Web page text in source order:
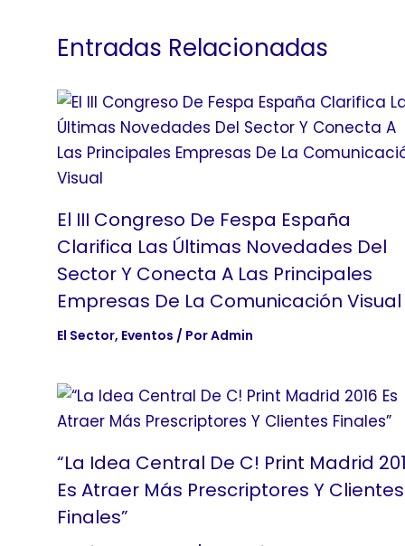
Entradas Relacionadas
El III Congreso De Fespa España
Clarifica Las Últimas Novedades Del
Sector Y Conecta A Las Principales
Empresas De La Comunicación Visual
El Sector, Eventos / PorAdmin
“La Idea Central De C! Print Madrid
Es Atraer Más Prescriptores Y Clientes
Finales”